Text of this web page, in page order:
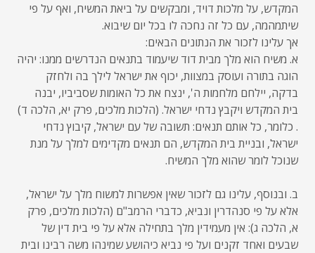
המקדש, על מלכות דויד, ומבקשים על ביאת המשיח, ואף על פי
שיתמהמה, עם כל זה נחכה לו בכל יום שיבוא.
אך עלינו לזכור את הנתונים הבאים:
א. משיח הוא מלך מבית דוד שיעמוד בתנאים הנדרשים ממנו: יהיה
הוגה בתורה ועוסק במצוות, יכוף את ישראל לילך בה ולחזק
בדקה, יילחם מלחמות ה', ינצח את כל האומות שסביביו, יבנה
בית המקדש ויקבץ נדחי ישראל. (הלכות מלכים, פרק יא, הלכה ד)
. כלומר, כל אותם תנאים: תשובה של עם ישראל, קיבוץ נדחי
ישראל, ובניית בית המקדש, הם תנאים מקדימים למלך על מנת
שנוכל לומר שהוא מלך המשיח.
ב. ובנוסף, עלינו גם לזכור שאין אפשרות למשוח מלך על ישראל,
אלא על פי סנהדרין ונביא, כדברי הרמב"ם (הלכות מלכים, פרק
א, הלכה ג): אין מעמידין מלך בתחילה אלא על פי בית דין של
שבעים ואחד זקנים ועל פי נביא כיהושע שמינהו משה רבינו ובית